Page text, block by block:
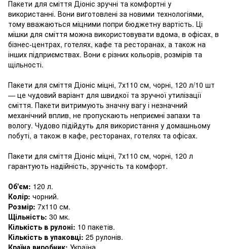
Пакети для сміття Діоніс зручні та комфортні у
використанні. Вони виготовлені за новими технологіями,
тому вважаються міцними попри бюджетну вартість. Ці
мішки для сміття можна використовувати вдома, в офісах, в
бізнес-центрах, готелях, кафе та ресторанах, а також на
інших підприємствах. Вони є різних кольорів, розмірів та
щільності.
Пакети для сміття Діоніс міцні, 7х110 см, чорні, 120 л/10 шт
— це чудовий варіант для швидкої та зручної утилізації
сміття. Пакети витримують значну вагу і незначний
механічний вплив, не пропускають неприємні запахи та
вологу. Чудово підійдуть для використання у домашньому
побуті, а також в кафе, ресторанах, готелях та офісах.
Пакети для сміття Діоніс міцні, 7х110 см, чорні, 120 л
гарантують надійність, зручність та комфорт.
Об'єм: 120 л.
Колір: чорний.
Розмір: 7х110 см.
Щільність: 30 мк.
Кількість в рулоні: 10 пакетів.
Кількість в упаковці: 25 рулонів.
Країна виробник: Україна.